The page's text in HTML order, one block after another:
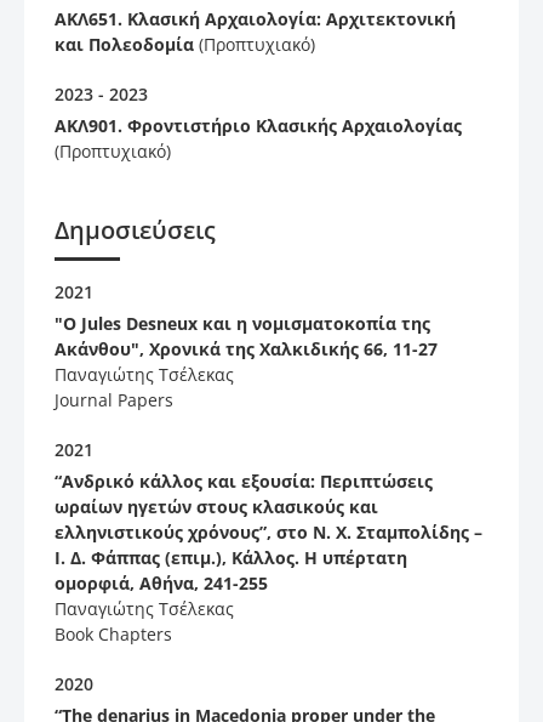
ΑΚΛ651. Κλασική Αρχαιολογία: Αρχιτεκτονική
και Πολεοδομία (Προπτυχιακό)
2023 - 2023
ΑΚΛ901. Φροντιστήριο Κλασικής Αρχαιολογίας
(Προπτυχιακό)
Δημοσιεύσεις
2021
"O Jules Desneux και η νομισματοκοπία της
Ακάνθου", Χρονικά της Χαλκιδικής 66, 11-27
Παναγιώτης Τσέλεκας
Journal Papers
2021
“Ανδρικό κάλλος και εξουσία: Περιπτώσεις
ωραίων ηγετών στους κλασικούς και
ελληνιστικούς χρόνους”, στο N. Χ. Σταμπολίδης –
Ι. Δ. Φάππας (επιμ.), Κάλλος. Η υπέρτατη
ομορφιά, Αθήνα, 241-255
Παναγιώτης Τσέλεκας
Book Chapters
2020
“The denarius in Macedonia proper under the